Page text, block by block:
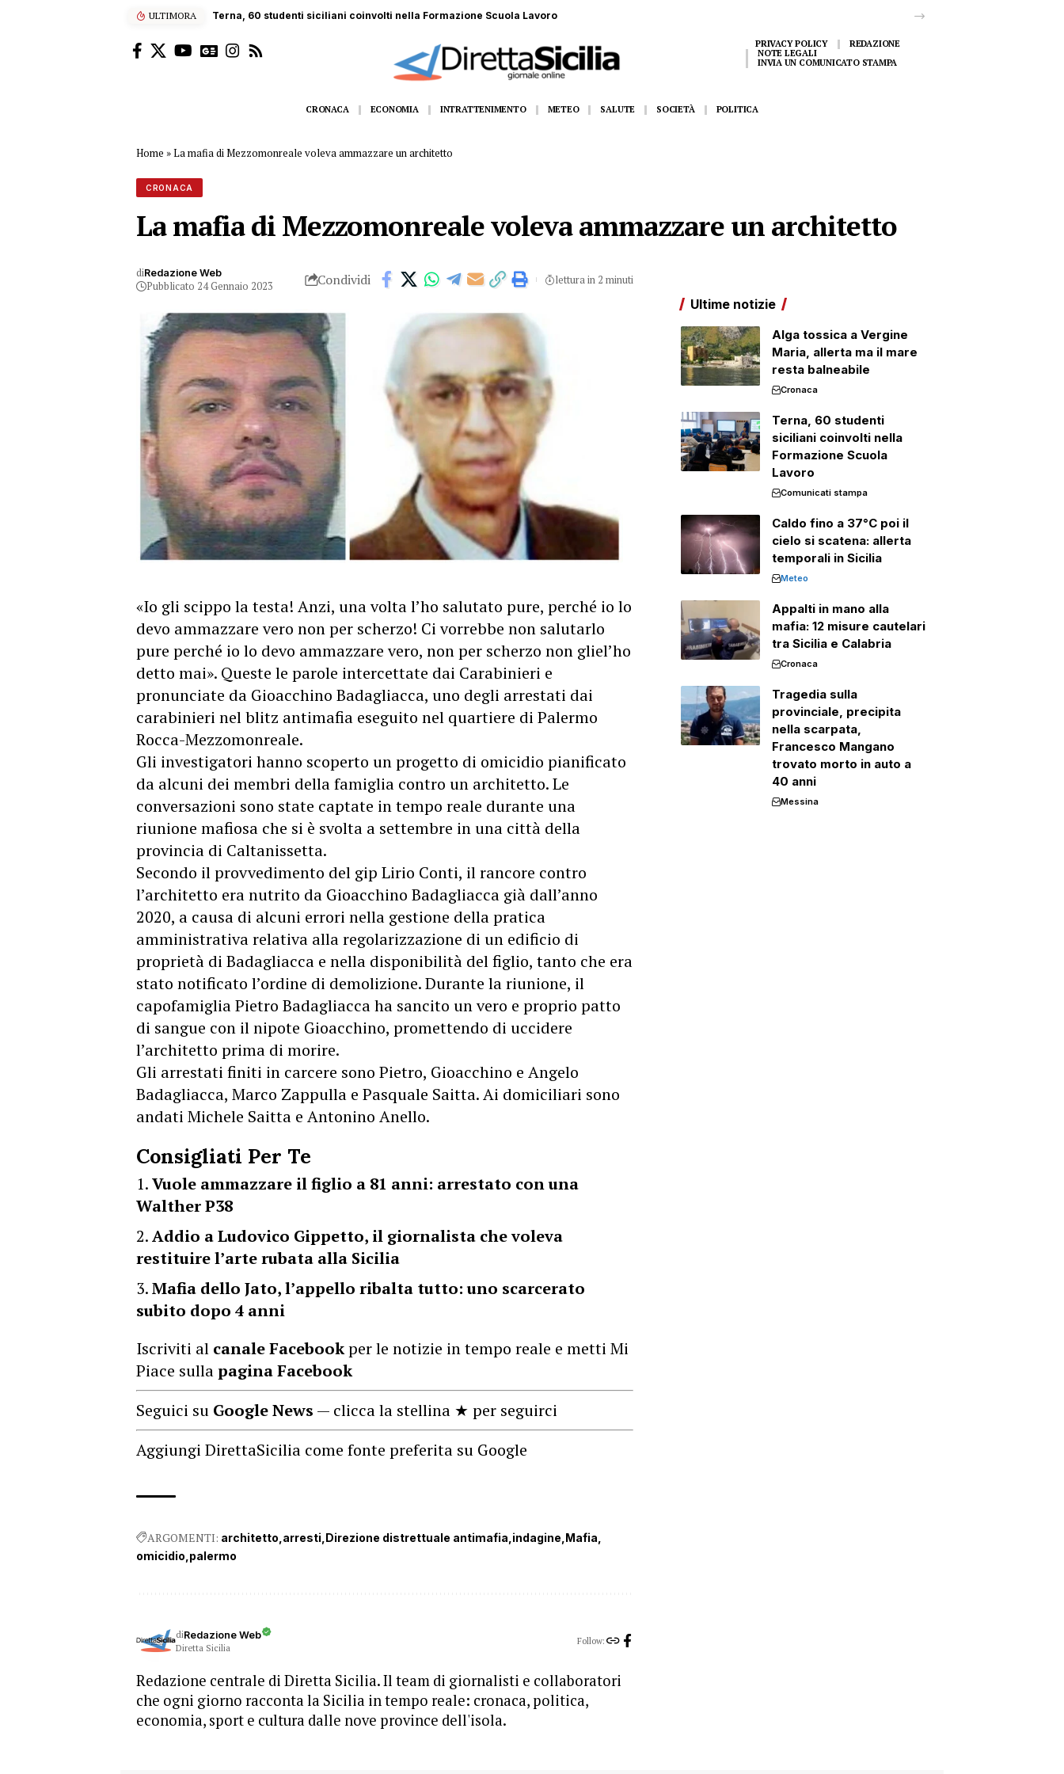
ULTIMORA Terna, 60 studenti siciliani coinvolti nella Formazione Scuola Lavoro
PRIVACY POLICY
REDAZIONE
NOTE LEGALI
INVIA UN COMUNICATO STAMPA
CRONACA ECONOMIA INTRATTENIMENTO METEO SALUTE SOCIETÀ POLITICA
Home »La mafia di Mezzomonreale voleva ammazzare un architetto
CRONACA
La mafia di Mezzomonreale voleva ammazzare un architetto
diRedazione Web
Pubblicato 24 Gennaio 2023 Condividi lettura in 2 minuti
«Io gli scippo la testa! Anzi, una volta l’ho salutato pure, perché io lo
devo ammazzare vero non per scherzo! Ci vorrebbe non salutarlo
pure perché io lo devo ammazzare vero, non per scherzo non gliel’ho
detto mai». Queste le parole intercettate dai Carabinieri e
pronunciate da Gioacchino Badagliacca, uno degli arrestati dai
carabinieri nel blitz antimafia eseguito nel quartiere di Palermo
Rocca-Mezzomonreale.
Gli investigatori hanno scoperto un progetto di omicidio pianificato
da alcuni dei membri della famiglia contro un architetto. Le
conversazioni sono state captate in tempo reale durante una
riunione mafiosa che si è svolta a settembre in una città della
provincia di Caltanissetta.
Secondo il provvedimento del gip Lirio Conti, il rancore contro
l’architetto era nutrito da Gioacchino Badagliacca già dall’anno
2020, a causa di alcuni errori nella gestione della pratica
amministrativa relativa alla regolarizzazione di un edificio di
proprietà di Badagliacca e nella disponibilità del figlio, tanto che era
stato notificato l’ordine di demolizione. Durante la riunione, il
capofamiglia Pietro Badagliacca ha sancito un vero e proprio patto
di sangue con il nipote Gioacchino, promettendo di uccidere
l’architetto prima di morire.
Gli arrestati finiti in carcere sono Pietro, Gioacchino e Angelo
Badagliacca, Marco Zappulla e Pasquale Saitta. Ai domiciliari sono
andati Michele Saitta e Antonino Anello.
Consigliati Per Te
Vuole ammazzare il figlio a 81 anni: arrestato con una
Walther P38
Addio a Ludovico Gippetto, il giornalista che voleva
restituire l’arte rubata alla Sicilia
Mafia dello Jato, l’appello ribalta tutto: uno scarcerato
subito dopo 4 anni
Iscriviti al canale Facebookper le notizie in tempo reale e metti Mi
Piace sullapagina Facebook
Seguici su Google News — clicca la stellina ★ per seguirci
Aggiungi DirettaSicilia come fonte preferita su Google
ARGOMENTI: architetto arresti Direzione distrettuale antimafia indagine Mafia
omicidio palermo
diRedazione Web
Diretta Sicilia
Follow:
Redazione centrale di Diretta Sicilia. Il team di giornalisti e collaboratori
che ogni giorno racconta la Sicilia in tempo reale: cronaca, politica,
economia, sport e cultura dalle nove province dell'isola.
Ultime notizie
Alga tossica a Vergine
Maria, allerta ma il mare
resta balneabile
Cronaca
Terna, 60 studenti
siciliani coinvolti nella
Formazione Scuola
Lavoro
Comunicati stampa
Caldo fino a 37°C poi il
cielo si scatena: allerta
temporali in Sicilia
Meteo
Appalti in mano alla
mafia: 12 misure cautelari
tra Sicilia e Calabria
Cronaca
Tragedia sulla
provinciale, precipita
nella scarpata,
Francesco Mangano
trovato morto in auto a
40 anni
Messina